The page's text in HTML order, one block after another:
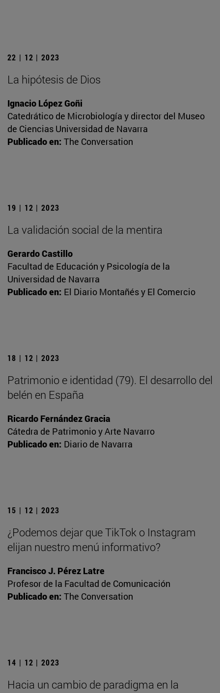
22 | 12 | 2023
La hipótesis de Dios
Ignacio López Goñi
Catedrático de Microbiología y director del Museo
de Ciencias Universidad de Navarra
Publicado en: The Conversation
19 | 12 | 2023
La validación social de la mentira
Gerardo Castillo
Facultad de Educación y Psicología de la
Universidad de Navarra
Publicado en: El Diario Montañés y El Comercio
18 | 12 | 2023
Patrimonio e identidad (79). El desarrollo del
belén en España
Ricardo Fernández Gracia
Cátedra de Patrimonio y Arte Navarro
Publicado en: Diario de Navarra
15 | 12 | 2023
¿Podemos dejar que TikTok o Instagram
elijan nuestro menú informativo?
Francisco J. Pérez Latre
Profesor de la Facultad de Comunicación
Publicado en: The Conversation
14 | 12 | 2023
Hacia un cambio de paradigma en la